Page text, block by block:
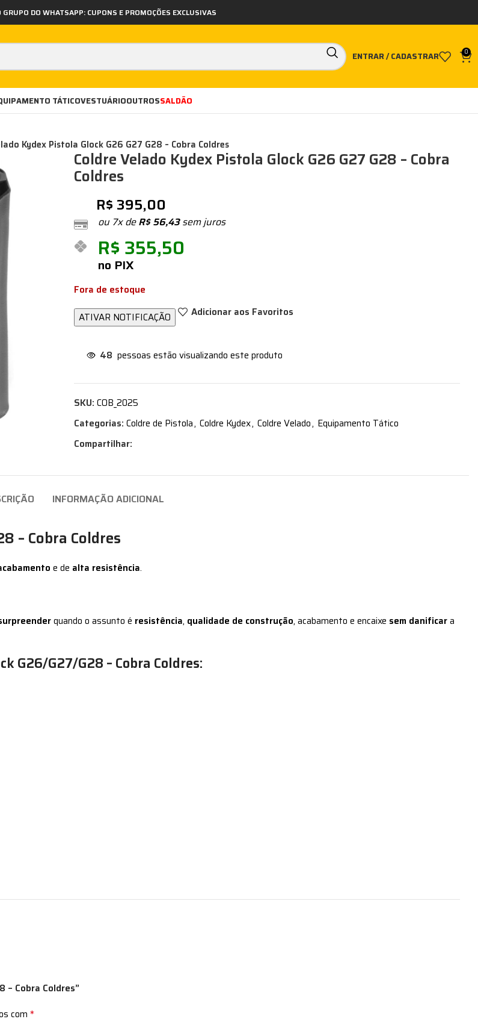
GRUPO DO WHATSAPP: CUPONS E PROMOÇÕES EXCLUSIVAS
ENTRAR / CADASTRAR 0
TÁTICOVESTUÁRIOOUTROSSALDÃO
Kydex Pistola Glock G26 G27 G28 – Cobra Coldres
Coldre Velado Kydex Pistola Glock G26 G27 G28 – Cobra
Coldres
R$ 395,00
ou 7x deR$56,43sem juros
R$ 355,50
no PIX
Fora de estoque
Adicionar aos Favoritos
48 pessoas estão visualizando este produto
SKU: COB_2025
Categorias: Coldre de Pistola, Coldre Kydex, Coldre Velado, Equipamento Tático
Compartilhar:
INFORMAÇÃO ADICIONAL
– Cobra Coldres
e de alta resistência.
quando o assunto é resistência, qualidade de construção, acabamento e encaixe sem danificara
G26/G27/G28 – Cobra Coldres:
– Cobra Coldres”
com *